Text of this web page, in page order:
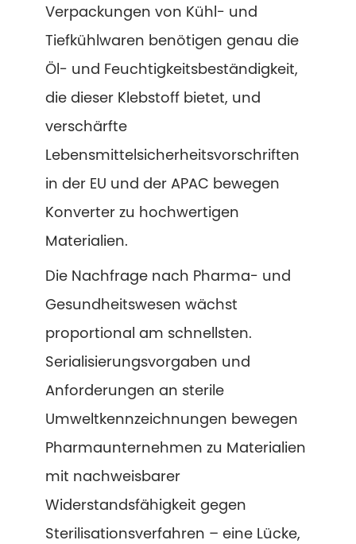
Verpackungen von Kühl- und
Tiefkühlwaren benötigen genau die
Öl- und Feuchtigkeitsbeständigkeit,
die dieser Klebstoff bietet, und
verschärfte
Lebensmittelsicherheitsvorschriften
in der EU und der APAC bewegen
Konverter zu hochwertigen
Materialien.
Die Nachfrage nach Pharma- und
Gesundheitswesen wächst
proportional am schnellsten.
Serialisierungsvorgaben und
Anforderungen an sterile
Umweltkennzeichnungen bewegen
Pharmaunternehmen zu Materialien
mit nachweisbarer
Widerstandsfähigkeit gegen
Sterilisationsverfahren – eine Lücke,